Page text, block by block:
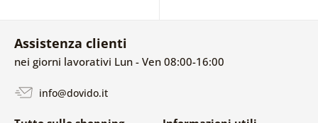
Assistenza clienti
nei giorni lavorativi Lun - Ven 08:00-16:00
info@dovido.it